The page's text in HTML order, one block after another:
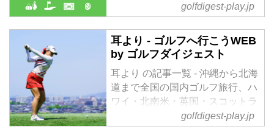
沖縄から北海道まで全国の国内ゴ
国・スコットランド・欧州・タ
イ・マレーシアなど世界中の海外
員権の売買、ゴルフダイジェスト
だけのお得なメンバーシップ情
報。初心者・アベレージから上級
者も楽しめる厳選ゴルフ特集を毎
golfdigest-play.jp
耳より - ゴルフへ行こうWEB
by ゴルフダイジェスト
耳より の記事一覧 - 沖縄から北海
道まで全国の国内ゴルフ旅行、ハ
ワイ・北南米・英国・スコットラ
ンド・欧州・タイ・マレーシアな
ど世界中の海外ゴルフ旅行をご案
golfdigest-play.jp